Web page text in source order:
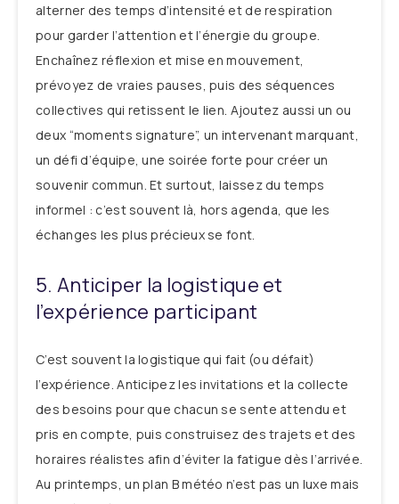
alterner des temps d’intensité et de respiration
pour garder l’attention et l’énergie du groupe.
Enchaînez réflexion et mise en mouvement,
prévoyez de vraies pauses, puis des séquences
collectives qui retissent le lien. Ajoutez aussi un ou
deux “moments signature”, un intervenant marquant,
un défi d’équipe, une soirée forte pour créer un
souvenir commun. Et surtout, laissez du temps
informel : c’est souvent là, hors agenda, que les
échanges les plus précieux se font.
5. Anticiper la logistique et
l’expérience participant
C’est souvent la logistique qui fait (ou défait)
l’expérience. Anticipez les invitations et la collecte
des besoins pour que chacun se sente attendu et
pris en compte, puis construisez des trajets et des
horaires réalistes afin d’éviter la fatigue dès l’arrivée.
Au printemps, un plan B météo n’est pas un luxe mais